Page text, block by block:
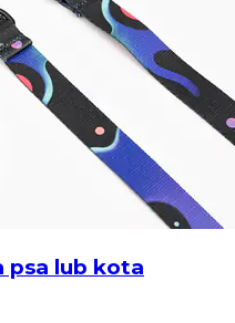
psa lub kota